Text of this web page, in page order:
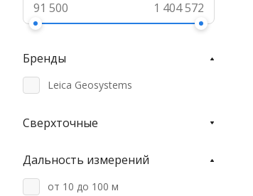
Бренды
Leica Geosystems
Сверхточные
Дальность измерений
от 10 до 100 м